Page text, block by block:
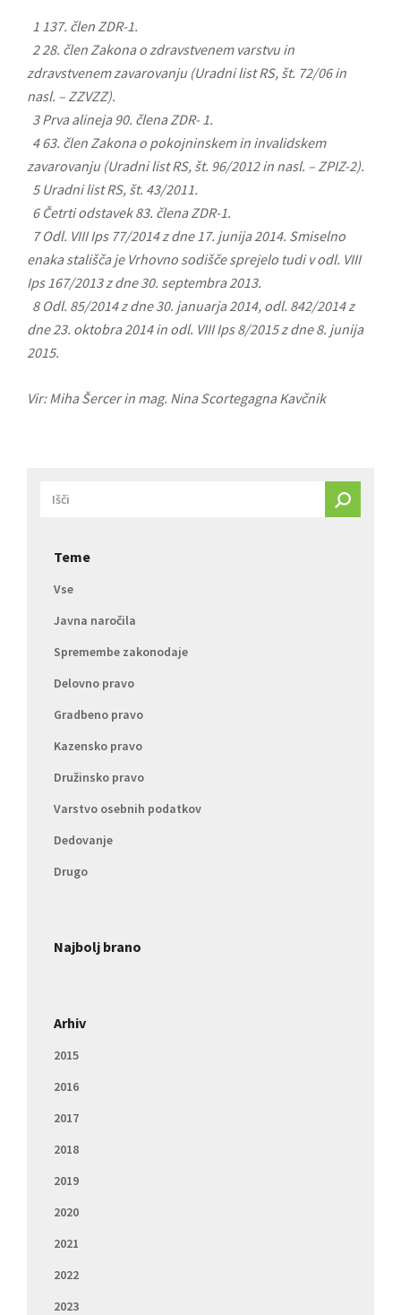
1 137. člen ZDR-1.
2 28. člen Zakona o zdravstvenem varstvu in
zdravstvenem zavarovanju (Uradni list RS, št. 72/06 in
nasl. – ZZVZZ).
3 Prva alineja 90. člena ZDR- 1.
4 63. člen Zakona o pokojninskem in invalidskem
zavarovanju (Uradni list RS, št. 96/2012 in nasl. – ZPIZ-2).
5 Uradni list RS, št. 43/2011.
6 Četrti odstavek 83. člena ZDR-1.
7 Odl. VIII Ips 77/2014 z dne 17. junija 2014. Smiselno
enaka stališča je Vrhovno sodišče sprejelo tudi v odl. VIII
Ips 167/2013 z dne 30. septembra 2013.
8 Odl. 85/2014 z dne 30. januarja 2014, odl. 842/2014 z
dne 23. oktobra 2014 in odl. VIII Ips 8/2015 z dne 8. junija
2015.
Vir: Miha Šercer in mag. Nina Scortegagna Kavčnik
Teme
Vse
Javna naročila
Spremembe zakonodaje
Delovno pravo
Gradbeno pravo
Kazensko pravo
Družinsko pravo
Varstvo osebnih podatkov
Dedovanje
Drugo
Najbolj brano
Arhiv
2015
2016
2017
2018
2019
2020
2021
2022
2023